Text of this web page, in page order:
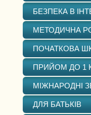
БЕЗПЕКА В
МЕТОДИЧНА
ПОЧАТКОВА
ПРИЙОМ ДО 1
МІЖНАРОДНІ
ДЛЯ БАТЬКІВ